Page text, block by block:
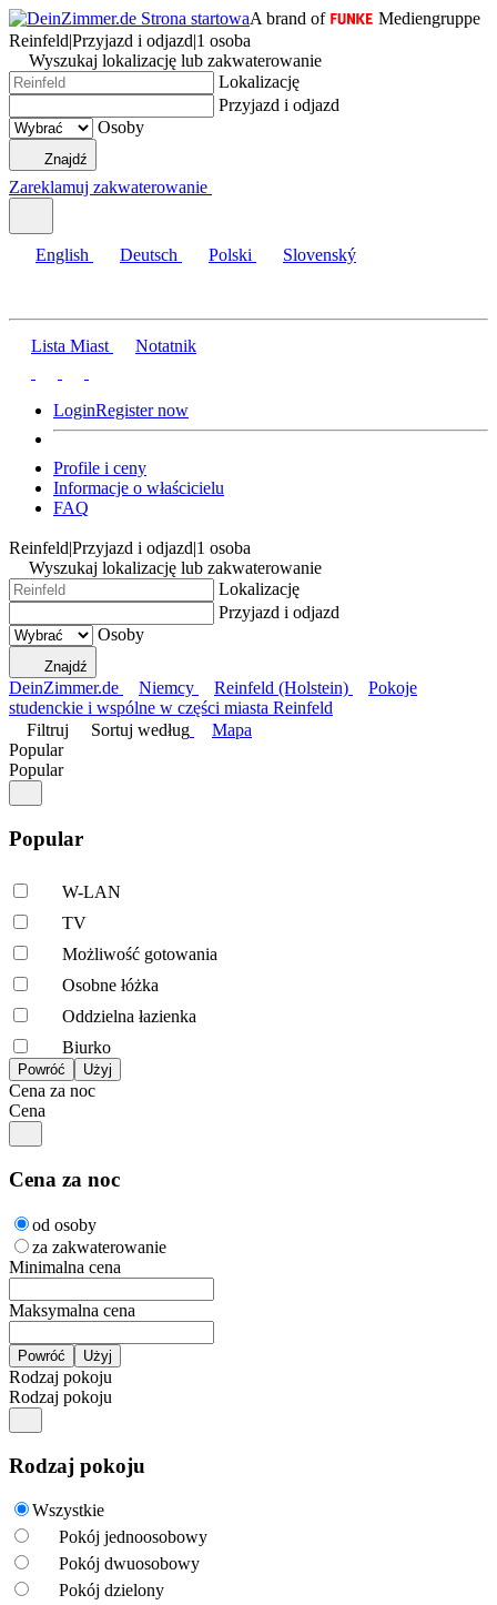
A brand of
Mediengruppe
Reinfeld|Przyjazd i odjazd|1 osoba
Wyszukaj lokalizację lub zakwaterowanie
Lokalizację
Przyjazd i odjazd
Osoby
Znajdź
Zareklamuj zakwaterowanie
English Deutsch Polski Slovenský
Lista Miast Notatnik
LoginRegister now
Profile i ceny
Informacje o właścicielu
FAQ
Reinfeld|Przyjazd i odjazd|1 osoba
Wyszukaj lokalizację lub zakwaterowanie
Lokalizację
Przyjazd i odjazd
Osoby
Znajdź
DeinZimmer.de Niemcy Reinfeld (Holstein)
Pokoje
studenckie i wspólne w części miasta Reinfeld
Filtruj
Sortuj według
Mapa
Popular
Popular
Popular
W-LAN
TV
Możliwość gotowania
Osobne łóżka
Oddzielna łazienka
Biurko
Cena za noc
Cena
Cena za noc
od osoby
za zakwaterowanie
Minimalna cena
Maksymalna cena
Rodzaj pokoju
Rodzaj pokoju
Rodzaj pokoju
Wszystkie
Pokój jednoosobowy
Pokój dwuosobowy
Pokój dzielony